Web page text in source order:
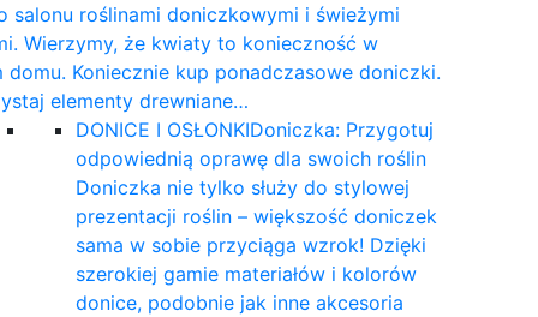
salonu roślinami doniczkowymi i świeżymi
Wierzymy, że kwiaty to konieczność w
domu. Koniecznie kup ponadczasowe doniczki.
elementy drewniane…
DONICE I OSŁONKIDoniczka: Przygotuj
odpowiednią oprawę dla swoich roślin
Doniczka nie tylko służy do stylowej
prezentacji roślin – większość doniczek
sama w sobie przyciąga wzrok! Dzięki
szerokiej gamie materiałów i kolorów
donice, podobnie jak inne akcesoria